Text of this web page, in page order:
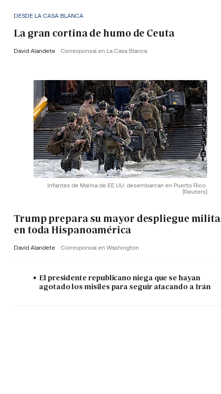
DESDE LA CASA BLANCA
La gran cortina de humo de Ceuta
David Alandete Corresponsal en La Casa Blanca
Infantes de Marina de EE.UU. desembarcan en Puerto Rico.
(Reuters)
Trump prepara su mayor despliegue
en toda Hispanoamérica
David Alandete Corresponsal en Washington
El presidente republicano niega que se hayan
agotado los misiles para seguir atacando a Irán